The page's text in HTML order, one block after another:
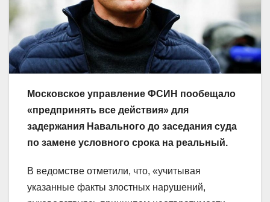
Московское управление ФСИН пообещало
«предпринять все действия» для
задержания Навального до заседания суда
по замене условного срока на реальный.
В ведомстве отметили, что, «учитывая
указанные факты злостных нарушений,